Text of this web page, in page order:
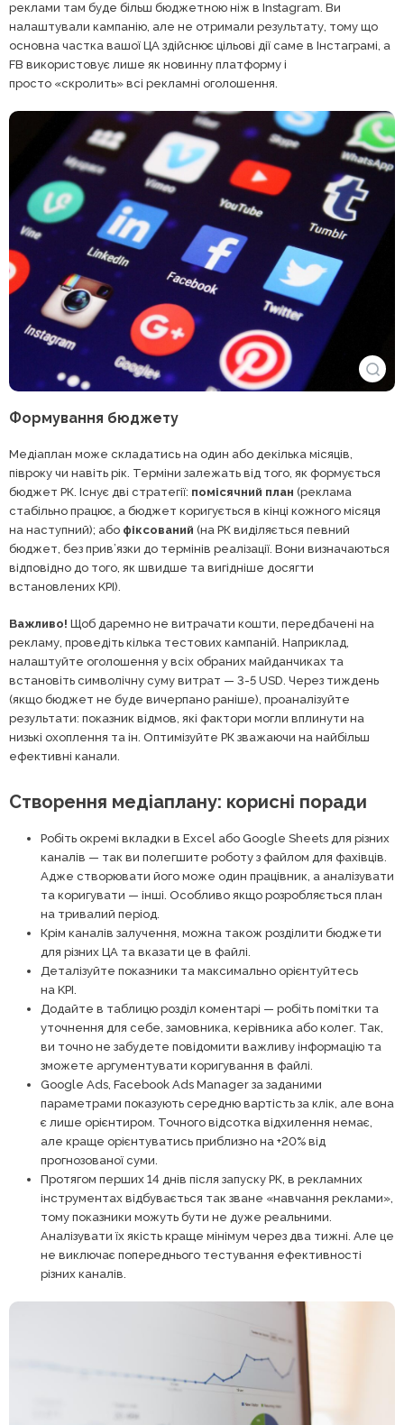
реклами там буде більш бюджетною ніж в Instagram. Ви
налаштували кампанію, але не отримали результату, тому що
основна частка вашої ЦА здійснює цільові дії саме в Інстаграмі, а
FB використовує лише як новинну платформу і
просто «скролить» всі рекламні оголошення.
Формування бюджету
Медіаплан може складатись на один або декілька місяців,
півроку чи навіть рік. Терміни залежать від того, як формується
бюджет РК. Існує дві стратегії: помісячний план (реклама
стабільно працює, а бюджет коригується в кінці кожного місяця
на наступний); або фіксований (на РК виділяється певний
бюджет, без прив’язки до термінів реалізації. Вони визначаються
відповідно до того, як швидше та вигідніше досягти
встановлених KPI).
Важливо! Щоб даремно не витрачати кошти, передбачені на
рекламу, проведіть кілька тестових кампаній. Наприклад,
налаштуйте оголошення у всіх обраних майданчиках та
встановіть символічну суму витрат — 3-5 USD. Через тиждень
(якщо бюджет не буде вичерпано раніше), проаналізуйте
результати: показник відмов, які фактори могли вплинути на
низькі охоплення та ін. Оптимізуйте РК зважаючи на найбільш
ефективні канали.
Створення медіаплану: корисні поради
Робіть окремі вкладки в Excel або Google Sheets для різних
каналів — так ви полегшите роботу з файлом для фахівців.
Адже створювати його може один працівник, а аналізувати
та коригувати — інші. Особливо якщо розробляється план
на тривалий період.
Крім каналів залучення, можна також розділити бюджети
для різних ЦА та вказати це в файлі.
Деталізуйте показники та максимально орієнтуйтесь
на KPI.
Додайте в таблицю розділ коментарі — робіть помітки та
уточнення для себе, замовника, керівника або колег. Так,
ви точно не забудете повідомити важливу інформацію та
зможете аргументувати коригування в файлі.
Google Ads, Facebook Ads Manager за заданими
параметрами показують середню вартість за клік, але вона
є лише орієнтиром. Точного відсотка відхилення немає,
але краще орієнтуватись приблизно на +20% від
прогнозованої суми.
Протягом перших 14 днів після запуску РК, в рекламних
інструментах відбувається так зване «навчання реклами»,
тому показники можуть бути не дуже реальними.
Аналізувати їх якість краще мінімум через два тижні. Але це
не виключає попереднього тестування ефективності
різних каналів.